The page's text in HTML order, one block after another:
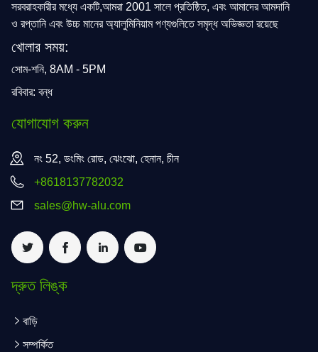
সরবরাহকারীর মধ্যে একটি,আমরা 2001 সালে প্রতিষ্ঠিত, এবং আমাদের আমদানি
ও রপ্তানি এবং উচ্চ মানের অ্যালুমিনিয়াম পণ্যগুলিতে সমৃদ্ধ অভিজ্ঞতা রয়েছে
খোলার সময়:
সোম-শনি, 8AM - 5PM
রবিবার: বন্ধ
যোগাযোগ করুন
নং 52, ডংমিং রোড, ঝেংঝো, হেনান, চীন
+8618137782032
sales@hw-alu.com
দ্রুত লিঙ্ক
বাড়ি
সম্পর্কিত